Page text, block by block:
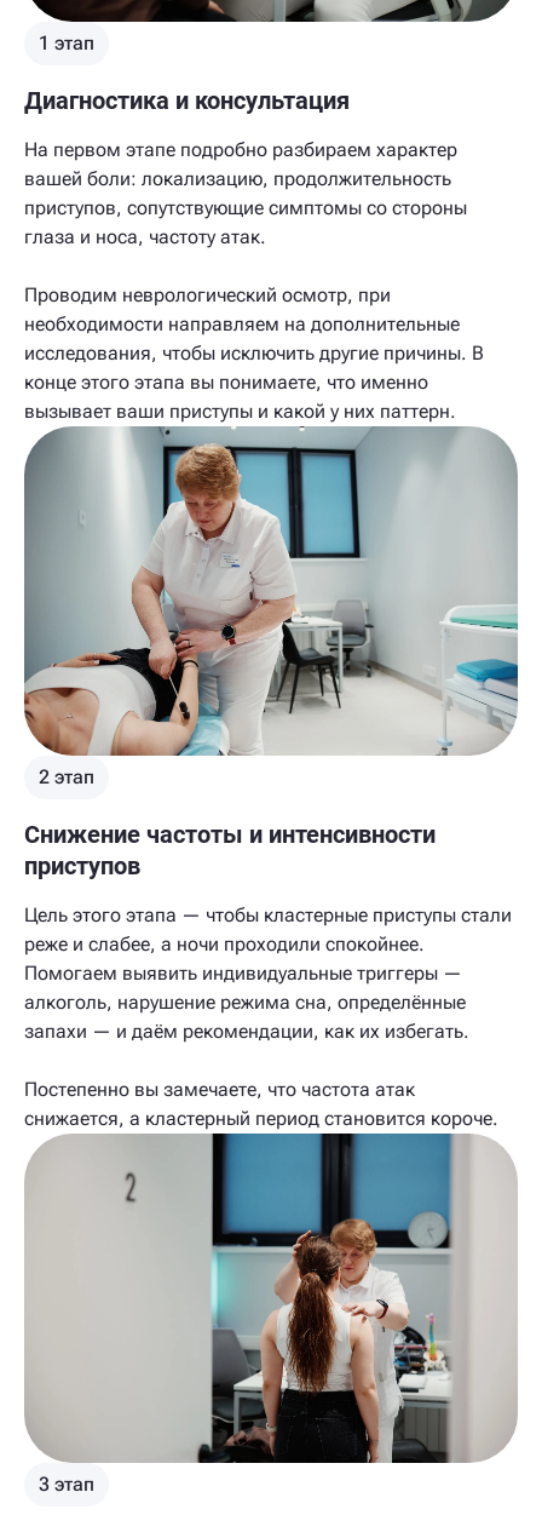
1 этап
Диагностика и консультация
На первом этапе подробно разбираем характер
вашей боли: локализацию, продолжительность
приступов, сопутствующие симптомы со стороны
глаза и носа, частоту атак.
Проводим неврологический осмотр, при
необходимости направляем на дополнительные
исследования, чтобы исключить другие причины. В
конце этого этапа вы понимаете, что именно
вызывает ваши приступы и какой у них паттерн.
2 этап
Снижение частоты и интенсивности
приступов
Цель этого этапа — чтобы кластерные приступы стали
реже и слабее, а ночи проходили спокойнее.
Помогаем выявить индивидуальные триггеры —
алкоголь, нарушение режима сна, определённые
запахи — и даём рекомендации, как их избегать.
Постепенно вы замечаете, что частота атак
снижается, а кластерный период становится короче.
3 этап